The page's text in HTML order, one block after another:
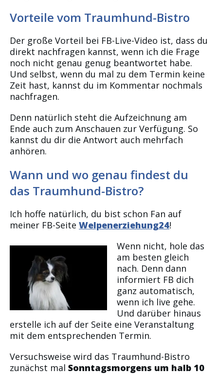
Vorteile vom Traumhund-Bistro
Der große Vorteil bei FB-Live-Video ist, dass du
direkt nachfragen kannst, wenn ich die Frage
noch nicht genau genug beantwortet habe.
Und selbst, wenn du mal zu dem Termin keine
Zeit hast, kannst du im Kommentar nochmals
nachfragen.
Denn natürlich steht die Aufzeichnung am
Ende auch zum Anschauen zur Verfügung. So
kannst du dir die Antwort auch mehrfach
anhören.
Wann und wo genau findest du
das Traumhund-Bistro?
Ich hoffe natürlich, du bist schon Fan auf
meiner FB-Seite Welpenerziehung24!
Wenn nicht, hole das
am besten gleich
nach. Denn dann
informiert FB dich
ganz automatisch,
wenn ich live gehe.
Und darüber hinaus
erstelle ich auf der Seite eine Veranstaltung
mit dem entsprechenden Termin.
Versuchsweise wird das Traumhund-Bistro
zunächst mal Sonntagsmorgens um halb 10